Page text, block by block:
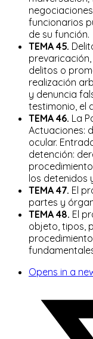
funcionarios
de su función.
TEMA 45.
delitos o
realización
y denuncia
testimonio, el
TEMA 46. La
Actuaciones:
ocular.
detención:
los detenidos
TEMA 47. El
partes y
TEMA 48. El
objeto, tipos,
Opens in a